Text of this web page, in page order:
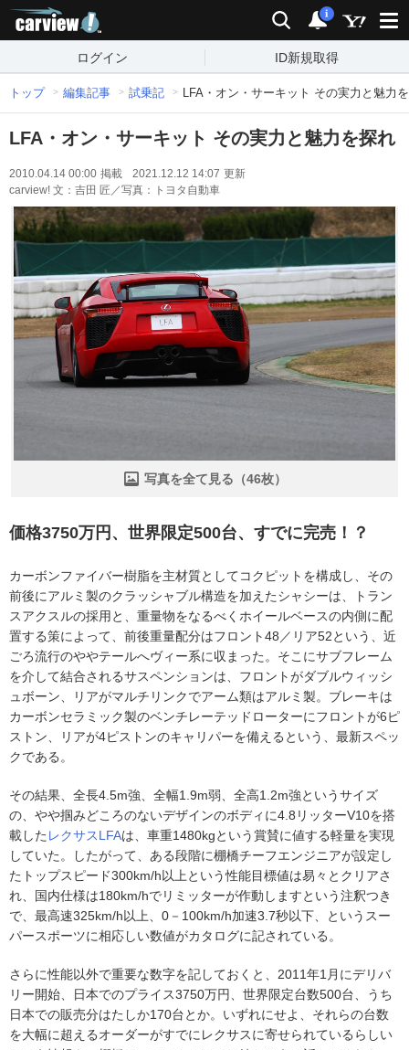
検索 通知
i
ログイン ID新規取得
トップ 編集記事 試乗記 LFA・オン・サーキット その実力と魅力
LFA・オン・サーキット その実力と魅力を探れ
2010.04.14 00:00 掲載 2021.12.12 14:07 更新
carview! 文：吉田 匠／写真：トヨタ自動車
写真を全て見る（46枚）
価格3750万円、世界限定500台、すでに完売！？
カーボンファイバー樹脂を主材質としてコクピットを構成し、その
前後にアルミ製のクラッシャブル構造を加えたシャシーは、トラン
スアクスルの採用と、重量物をなるべくホイールベースの内側に配
置する策によって、前後重量配分はフロント48／リア52という、近
ごろ流行のややテールへヴィー系に収まった。そこにサブフレーム
を介して結合されるサスペンションは、フロントがダブルウィッシ
ュボーン、リアがマルチリンクでアーム類はアルミ製。ブレーキは
カーボンセラミック製のベンチレーテッドローターにフロントが6ピ
ストン、リアが4ピストンのキャリパーを備えるという、最新スペッ
クである。
その結果、全長4.5m強、全幅1.9m弱、全高1.2m強というサイズ
の、やや掴みどころのないデザインのボディに4.8リッターV10を搭
載した レクサスLFAは、車重1480kgという賞賛に値する軽量を実現
していた。したがって、ある段階に棚橋チーフエンジニアが設定し
たトップスピード300km/h以上という性能目標値は易々とクリアさ
れ、国内仕様は180km/hでリミッターが作動しますという注釈つき
で、最高速325km/h以上、0－100km/h加速3.7秒以下、というスー
パースポーツに相応しい数値がカタログに記されている。
さらに性能以外で重要な数字を記しておくと、2011年1月にデリバ
リー開始、日本でのプライス3750万円、世界限定台数500台、うち
日本での販売分はたしか170台とか。いずれにせよ、それらの台数
を大幅に超えるオーダーがすでにレクサスに寄せられているらしい